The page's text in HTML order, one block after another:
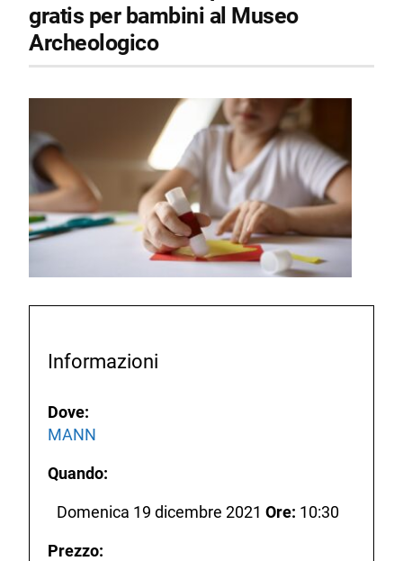
gratis per bambini al Museo
Archeologico
Informazioni
Dove:
MANN
Quando:
Domenica 19 dicembre 2021 Ore: 10:30
Prezzo: